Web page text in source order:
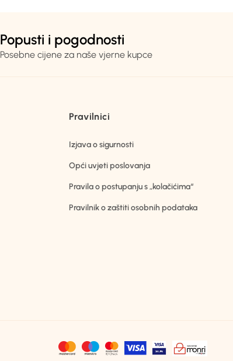
Popusti i pogodnosti
Posebne cijene za naše vjerne kupce
Pravilnici
Izjava o sigurnosti
Opći uvjeti poslovanja
Pravila o postupanju s „kolačićima“
Pravilnik o zaštiti osobnih podataka